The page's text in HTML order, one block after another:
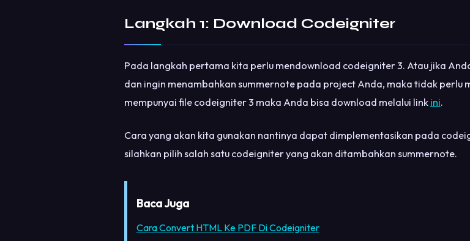
Langkah 1: Download Codeigniter
Pada langkah pertama kita perlu mendownload codeigniter 3. Atau jika
dan ingin menambahkan summernote pada project Anda, maka tidak perlu
mempunyai file codeigniter 3 maka Anda bisa download melalui link ini.
Cara yang akan kita gunakan nantinya dapat dimplementasikan pada
silahkan pilih salah satu codeigniter yang akan ditambahkan summernote.
Baca Juga
Cara Convert HTML Ke PDF Di Codeigniter